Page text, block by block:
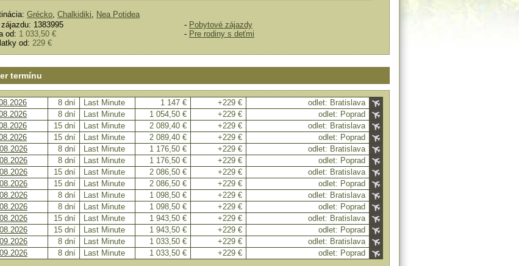
Grécko, Chalkidiki, Nea Potidea
zájazdu: 1383995
od: 1 033,50 €
od: 229 €
- Pobytové zájazdy
- Pre rodiny s deťmi
termínu
8 dní Last Minute 1 147 € +229 €
odlet: Bratislava
8 dní Last Minute 1 054,50 € +229 €
odlet: Poprad
15 dní Last Minute 2 089,40 € +229 €
odlet: Bratislava
15 dní Last Minute 2 089,40 € +229 €
odlet: Poprad
8 dní Last Minute 1 176,50 € +229 €
odlet: Bratislava
8 dní Last Minute 1 176,50 € +229 €
odlet: Poprad
15 dní Last Minute 2 086,50 € +229 €
odlet: Bratislava
15 dní Last Minute 2 086,50 € +229 €
odlet: Poprad
8 dní Last Minute 1 098,50 € +229 €
odlet: Bratislava
8 dní Last Minute 1 098,50 € +229 €
odlet: Poprad
15 dní Last Minute 1 943,50 € +229 €
odlet: Bratislava
15 dní Last Minute 1 943,50 € +229 €
odlet: Poprad
8 dní Last Minute 1 033,50 € +229 €
odlet: Bratislava
8 dní Last Minute 1 033,50 € +229 € odlet: Poprad